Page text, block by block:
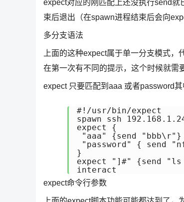
expect对应的刚匹配上还没执行send
束后退出（在spawn进程结束后会向
多分支语法
上面的这种expect属于单一分支模式
在第一次有不同的提示，这个时候就需
expect 只要匹配到aaa 或者password其
#!/usr/bin/expect
spawn ssh
expect {
"aaa" {send "bbb\r"}
"password" { send
}
expect "]#" {send
interact
expect命令行参数